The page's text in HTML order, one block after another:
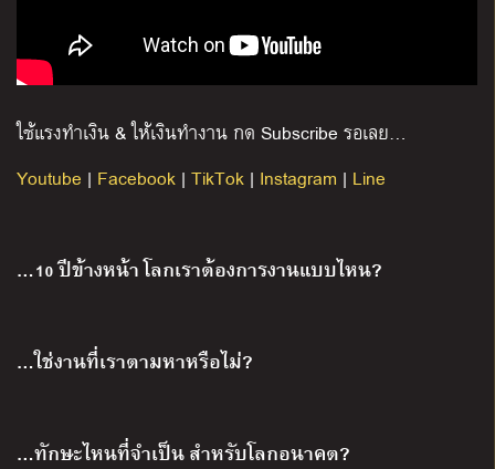
ใช้แรงทำเงิน&ให้เงินทำงาน กด Subscribe รอเลย…
Youtube | Facebook | TikTok | Instagram | Line
…10 ปีข้างหน้า โลกเราต้องการงานแบบไหน?
…ใช่งานที่เราตามหาหรือไม่?
…ทักษะไหนที่จำเป็น สำหรับโลกอนาคต?